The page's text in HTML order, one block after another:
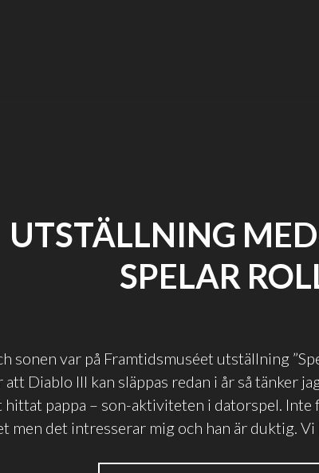
UTSTÄLLNING
SPELAR
sonen var på Framtidsmuséet utställning
att Diablo III kan släppas redan i år så tänker
hittat pappa – son-aktiviteten i datorspel. Inte
men det intresserar mig och han är duktig.